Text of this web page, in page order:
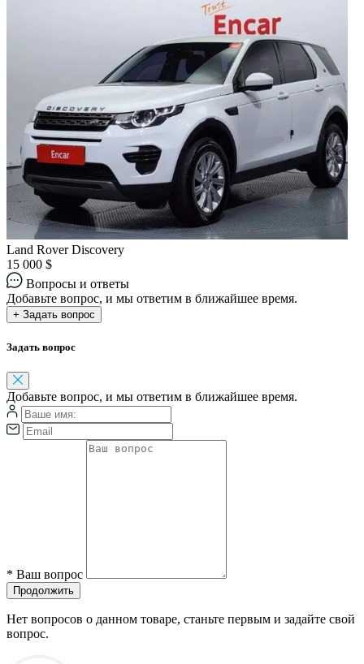
Land Rover Discovery
15 000 $
Вопросы и ответы
Добавьте вопрос, и мы ответим в ближайшее время.
+ Задать вопрос
Задать вопрос
Добавьте вопрос, и мы ответим в ближайшее время.
* Ваш вопрос
Продолжить
Нет вопросов о данном товаре, станьте первым и задайте свой
вопрос.